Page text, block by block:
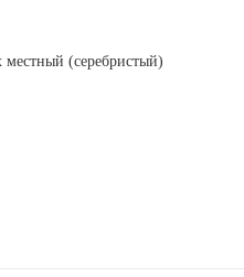
(серебристый)